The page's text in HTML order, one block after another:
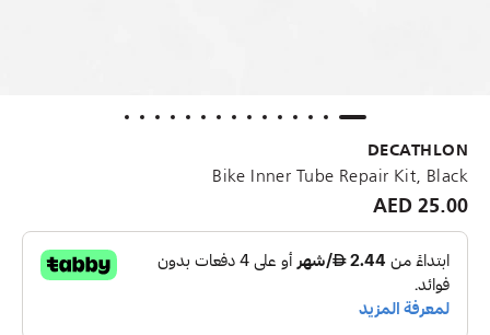
DECATHLON
Bike Inner Tube Repair Kit, Black
25.00 AED